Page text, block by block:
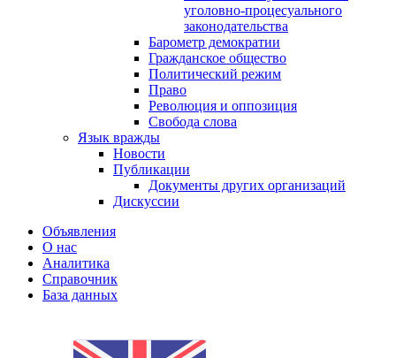
уголовно-процесуального
законодательства
Барометр демократии
Гражданское общество
Политический режим
Право
Революция и оппозиция
Свобода слова
Язык вражды
Новости
Публикации
Документы других организаций
Дискуссии
Объявления
О нас
Аналитика
Справочник
База данных